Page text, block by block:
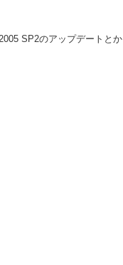
SP2のアップデートとか